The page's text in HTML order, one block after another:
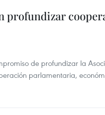
profundizar
de profundizar la
parlamentaria,